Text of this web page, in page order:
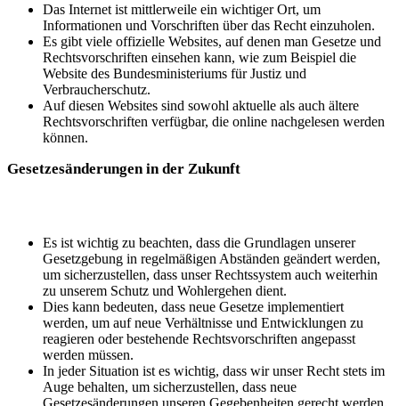
Das Internet ist mittlerweile ein wichtiger Ort, um
Informationen und Vorschriften über das Recht einzuholen.
Es gibt viele offizielle Websites, auf denen man Gesetze und
Rechtsvorschriften einsehen kann, wie zum Beispiel die
Website des Bundesministeriums für Justiz und
Verbraucherschutz.
Auf diesen Websites sind sowohl aktuelle als auch ältere
Rechtsvorschriften verfügbar, die online nachgelesen werden
können.
Gesetzesänderungen in der Zukunft
Es ist wichtig zu beachten, dass die Grundlagen unserer
Gesetzgebung in regelmäßigen Abständen geändert werden,
um sicherzustellen, dass unser Rechtssystem auch weiterhin
zu unserem Schutz und Wohlergehen dient.
Dies kann bedeuten, dass neue Gesetze implementiert
werden, um auf neue Verhältnisse und Entwicklungen zu
reagieren oder bestehende Rechtsvorschriften angepasst
werden müssen.
In jeder Situation ist es wichtig, dass wir unser Recht stets im
Auge behalten, um sicherzustellen, dass neue
Gesetzesänderungen unseren Gegebenheiten gerecht werden.